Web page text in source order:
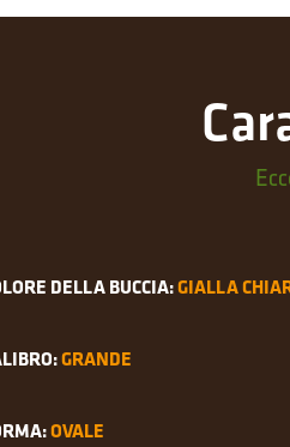
DELLA BUCCIA:GIALLA
GRANDE
OVALE